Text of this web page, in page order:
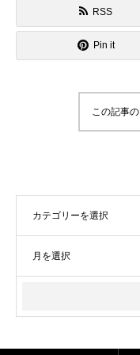
RSS
Pin it
この記事